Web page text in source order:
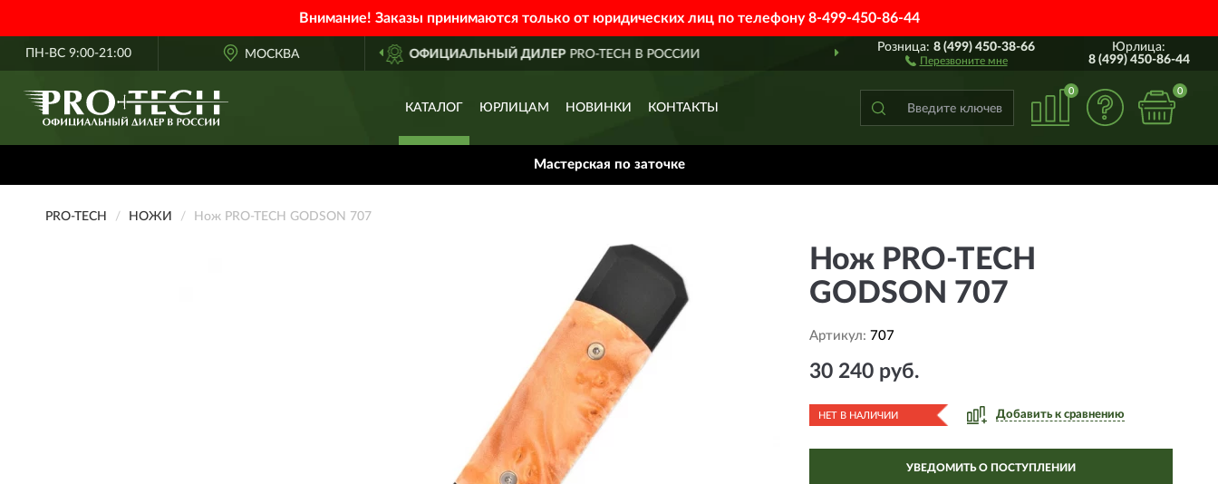
Внимание! Заказы принимаются только от юридических лиц по телефону8-499-450-86-44
ПН-ВС 9:00-21:00 МОСКВА
ОФИЦИАЛЬНЫЙ ДИЛЕР PRO-TECH В РОССИИ ПО ВСЕЙ РОССИИ
Розница:8 (499) 450-38-66
Перезвоните мне
Юрлица:
8 (499) 450-86-44
КАТАЛОГ ЮРЛИЦАМ НОВИНКИ КОНТАКТЫ
0 0
Мастерская по заточке
PRO-TECH НОЖИ Нож PRO-TECH GODSON 707
Нож PRO-TECH
GODSON 707
Артикул: 707
30 240 руб.
НЕТ В НАЛИЧИИ Добавить к сравнению
УВЕДОМИТЬ О ПОСТУПЛЕНИИ